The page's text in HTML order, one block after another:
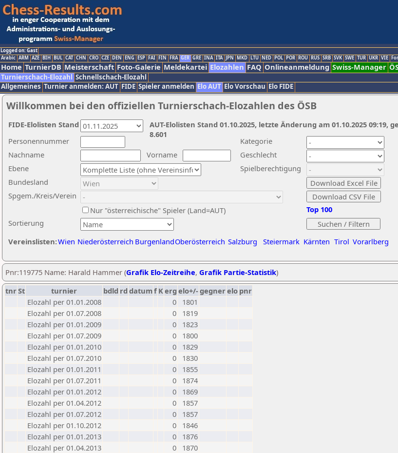
Logged on: Gast
Arabic ARM AZE BIH BUL CAT CHN CRO CZE DEN ENG ESP FAI FIN FRA GER GRE INA ITA JPN MKD LTU NED POL POR ROU RUS SRB SVK SWE TUR UKR VIE
Home TurnierDB Meisterschaft Foto-Galerie Meldekartei Elozahlen FAQ Onlineanmeldung Swiss-Manager
Turnierschach-Elozahl Schnellschach-Elozahl
Allgemeines Turnier anmelden: AUT FIDE Spieler anmelden Elo AUT Elo Vorschau Elo FIDE
Willkommen bei den offiziellen Turnierschach-Elozahlen des ÖSB
Nachname
Vorname
Ebene
Kategorie
Sortierung
Personennummer
Bundesland
Spgem./Kreis/Verein
Geschlecht
Nur "österreichische" Spieler (Land=AUT)
Spielberechtigung
Vereinslisten:Wien Niederösterreich BurgenlandOberösterreich Salzburg Steiermark Kärnten Tirol Vorarlberg
Top 100
AUT-Elolisten Stand 01.10.2025, letzte Änderung am 01.10.2025 09:19,
8.601
FIDE-Elolisten Stand
Pnr:119775 Name: Harald Hammer (Grafik Elo-Zeitreihe, Grafik Partie-Statistik)
tnrSt turnier bdld rd datumf Kerg elo+/-gegnerelo pnr
Elozahl per 01.01.2008
0
1801
Elozahl per 01.07.2008
0
1819
Elozahl per 01.01.2009
0
1823
Elozahl per 01.07.2009
0
1800
Elozahl per 01.01.2010
0
1829
Elozahl per 01.07.2010
0
1830
Elozahl per 01.01.2011
0
1855
Elozahl per 01.07.2011
0
1874
Elozahl per 01.01.2012
0
1869
Elozahl per 01.04.2012
0
1857
Elozahl per 01.07.2012
0
1857
Elozahl per 01.10.2012
0
1846
Elozahl per 01.01.2013
0
1876
Elozahl per 01.04.2013
0
1870